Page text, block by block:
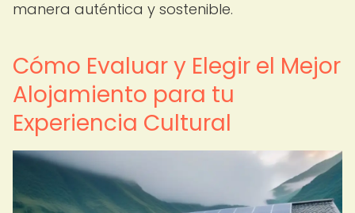
manera auténtica y sostenible.
Cómo Evaluar y Elegir el Mejor
Alojamiento para tu
Experiencia Cultural